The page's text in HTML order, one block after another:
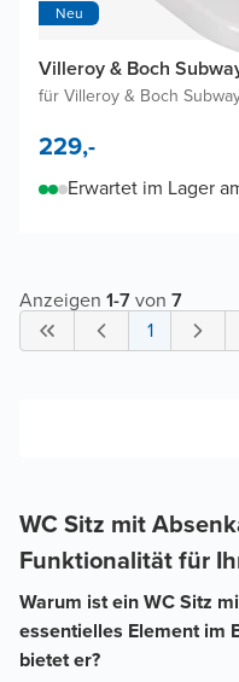
Neu
Villeroy & Boch
für Villeroy & Boch
229,-
Erwartet im Lager
Anzeigen 1-7von 7
1
WC Sitz mit
Funktionalität für
Warum ist ein WC Sitz
essentielles Element im
bietet er?